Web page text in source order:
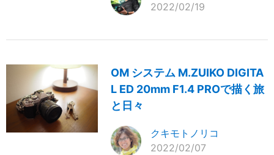
2022/02/19
OM システム M.ZUIKO DIGITA
L ED 20mm F1.4 PROで描く旅
と日々
クキモトノリコ
2022/02/07